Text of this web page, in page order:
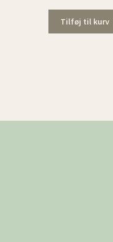
Tilføj til kurv